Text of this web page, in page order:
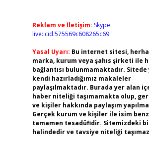
Reklam ve İletişim: Skype:
live:.cid.575569c608265c69
Yasal Uyarı: Bu internet sitesi,
marka, kurum veya şahıs şirketi ile
bağlantısı bulunmamaktadır. Sitede
kendi hazırladığımız makaleler
paylaşılmaktadır. Burada yer alan
haber niteliği taşımamakta olup,
ve kişiler hakkında paylaşım
Gerçek kurum ve kişiler ile isim
tamamen tesadüfidir. Sitemizdeki
halindedir ve tavsiye niteliği